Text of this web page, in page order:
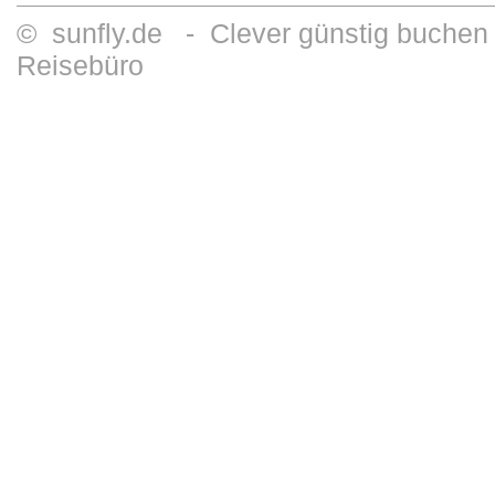
© sunfly.de - Clever günstig buchen
Reisebüro